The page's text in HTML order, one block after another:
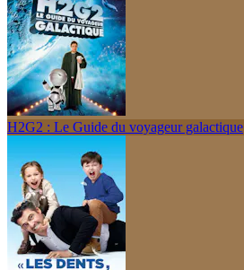
H2G2 : Le Guide du voyageur galactique